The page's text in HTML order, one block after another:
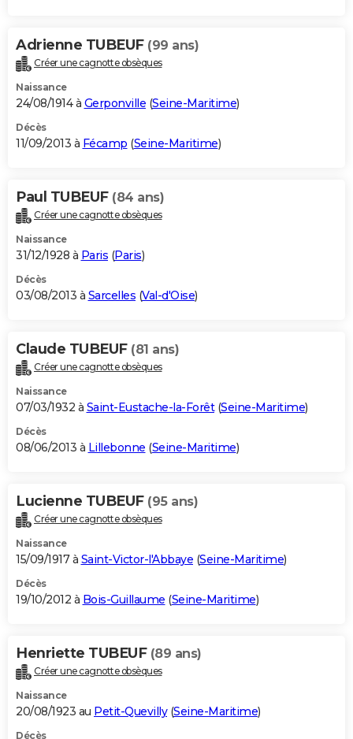
Adrienne TUBEUF (99 ans)
Créer une cagnotte obsèques
Naissance
24/08/1914 à Gerponville (Seine-Maritime)
Décès
11/09/2013 à Fécamp (Seine-Maritime)
Paul TUBEUF (84 ans)
Créer une cagnotte obsèques
Naissance
31/12/1928 à Paris (Paris)
Décès
03/08/2013 à Sarcelles (Val-d'Oise)
Claude TUBEUF (81 ans)
Créer une cagnotte obsèques
Naissance
07/03/1932 à Saint-Eustache-la-Forêt(Seine-Maritime)
Décès
08/06/2013 à Lillebonne (Seine-Maritime)
Lucienne TUBEUF (95 ans)
Créer une cagnotte obsèques
Naissance
15/09/1917 à Saint-Victor-l'Abbaye (Seine-Maritime)
Décès
19/10/2012 à Bois-Guillaume (Seine-Maritime)
Henriette TUBEUF (89 ans)
Créer une cagnotte obsèques
Naissance
20/08/1923 au Petit-Quevilly(Seine-Maritime)
Décès